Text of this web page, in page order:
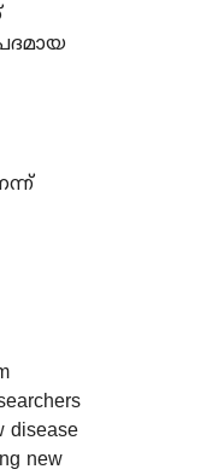
disease
new